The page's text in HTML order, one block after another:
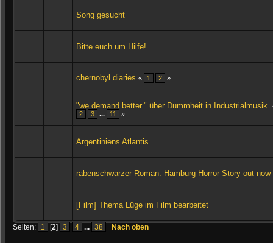
Song gesucht
Bitte euch um Hilfe!
chernobyl diaries « 1 2 »
"we demand better." über Dummheit in Industrialmusik.
2
3 ... 11 »
Argentiniens Atlantis
rabenschwarzer Roman: Hamburg Horror Story out now
[Film] Thema Lüge im Film bearbeitet
Seiten: 1 [2] 3 4 ... 38 Nach oben